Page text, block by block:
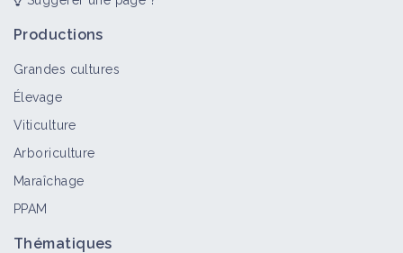
Productions
Grandes cultures
Élevage
Viticulture
Arboriculture
Maraîchage
PPAM
Thématiques